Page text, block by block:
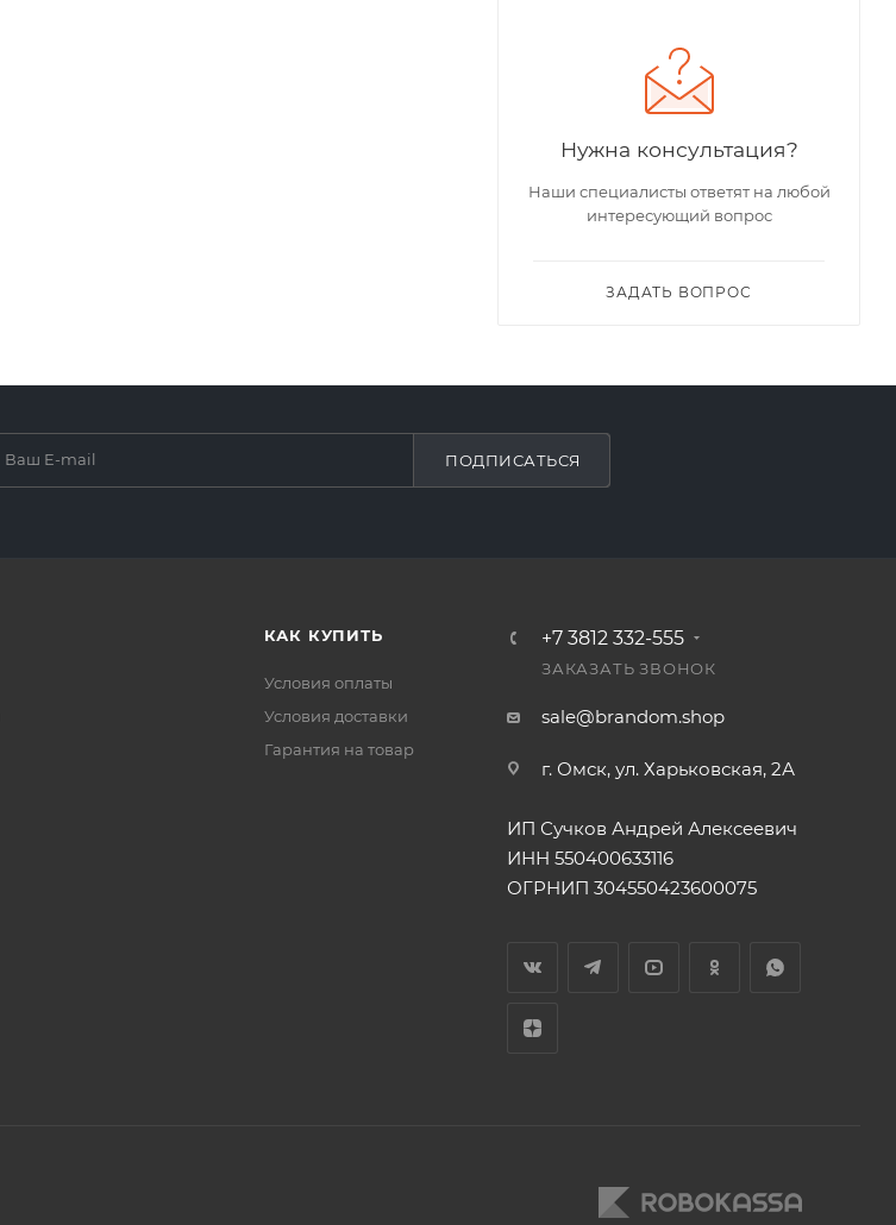
Нужна консультация?
Наши специалисты ответят на любой
интересующий вопрос
ЗАДАТЬ ВОПРОС
ПОДПИСАТЬСЯ
КАК КУПИТЬ
Условия оплаты
Условия доставки
Гарантия на товар
+7 3812 332-555
ЗАКАЗАТЬ ЗВОНОК
sale@brandom.shop
г. Омск, ул. Харьковская, 2А
ИП Сучков Андрей Алексеевич
ИНН 550400633116
ОГРНИП 304550423600075